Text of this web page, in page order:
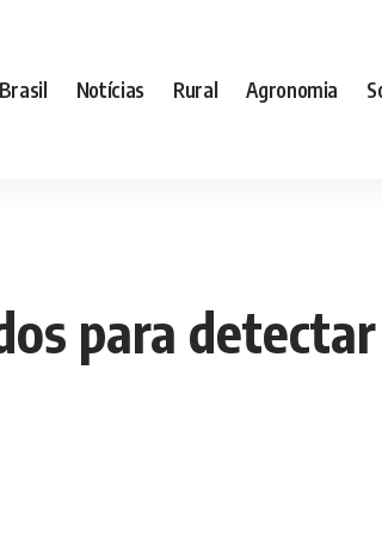
Brasil Notícias Rural Agronomia
para